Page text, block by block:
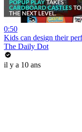
0:50
Kids can design their
The Daily Dot
il y a 10 ans